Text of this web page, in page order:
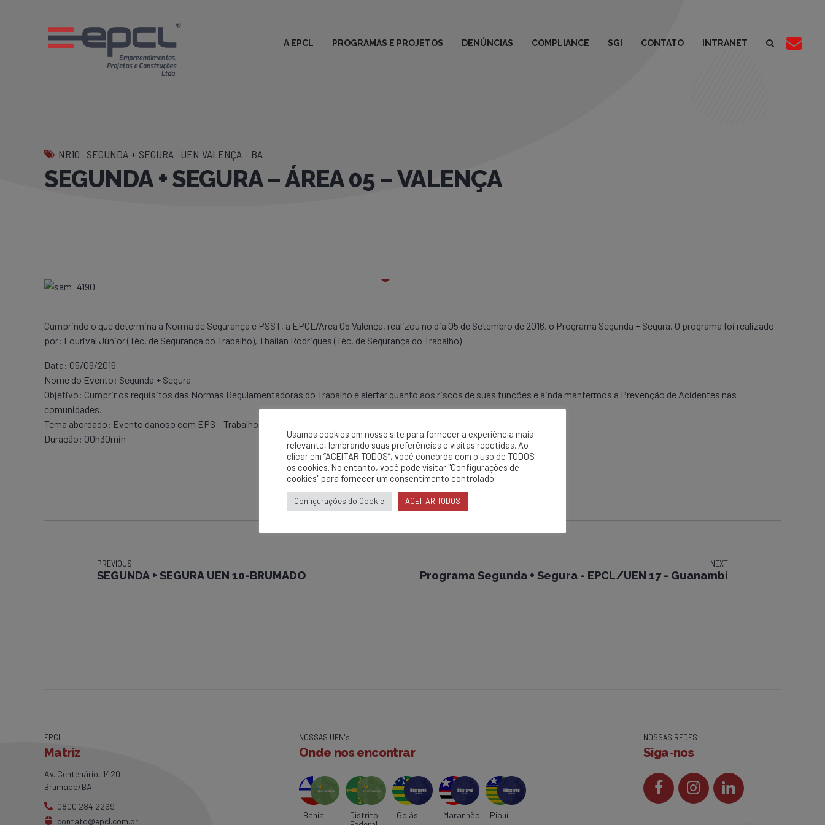
A EPCL PROGRAMAS E PROJETOS DENÚNCIAS COMPLIANCE SGI CONTATO INTRANET
NR10 SEGUNDA + SEGURA UEN VALENÇA - BA
SEGUNDA + SEGURA – ÁREA 05 – VALENÇA
Cumprindo o que determina a Norma de Segurança e PSST, a EPCL/Área 05 Valença, realizou no dia 05 de Setembro de 2016, o Programa Segunda + Segura. O programa foi realizado
por: Lourival Júnior (Téc. de Segurança do Trabalho), Thailan Rodrigues (Téc. de Segurança do Trabalho)
Data: 05/09/2016
Nome do Evento: Segunda + Segura
Objetivo: Cumprir os requisitos das Normas Regulamentadoras do Trabalho e alertar quanto aos riscos de suas funções e ainda mantermos a Prevenção de Acidentes nas
comunidades.
Tema abordado: Evento danoso com EPS – Trabalho em altura, Inspeção em estruturas.
Duração: 00h30min
PREVIOUS
SEGUNDA + SEGURA UEN 10-BRUMADO
NEXT
Programa Segunda + Segura - EPCL/UEN 17 - Guanambi
EPCL
Matriz
Av. Centenário, 1420
Brumado/BA
0800 284 2269
contato@epcl.com.br
NOSSAS UEN's
Onde nos encontrar
Bahia
Distrito
Goiás Maranhão Piauí
NOSSAS REDES
Siga-nos
Usamos cookies em nosso site para fornecer a experiência mais
relevante, lembrando suas preferências e visitas repetidas. Ao
clicar em “ACEITAR TODOS”, você concorda com o uso de TODOS
os cookies. No entanto, você pode visitar "Configurações de
cookies" para fornecer um consentimento controlado.
Configurações do Cookie ACEITAR TODOS